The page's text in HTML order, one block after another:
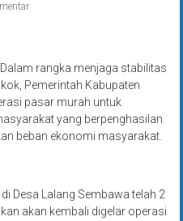
rangka menjaga stabilitas
Pemerintah Kabupaten
pasar murah untuk
yang berpenghasilan
beban ekonomi masyarakat.
Desa Lalang Sembawa telah 2
akan kembali digelar operasi